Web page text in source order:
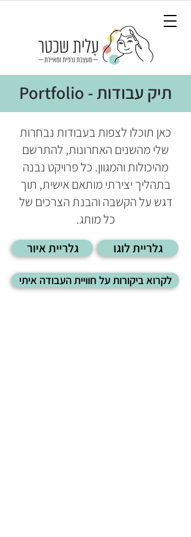
תיק עבודות - Portfolio
כאן תוכלו לצפות בעבודות נבחרות
שלי מהשנים האחרונות, להתרשם
מהיכולות והמגוון. כל פרויקט נבנה
בתהליך יצירתי מותאם אישית, תוך
דגש על הקשבה והבנת הצרכים של
כל מותג.
גלריית איור
גלריית לוגו
לקרוא ביקורות על חוויית העבודה איתי